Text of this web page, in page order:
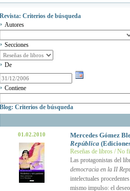
Revista: Criterios de búsqueda
Autores
Secciones
De
Contiene
Blog: Criterios de búsqueda
01.02.2010
Mercedes Gómez
República
Reseñas de libros / No
Las protagonistas del
democracia en la II
intelectuales
mismo impulso: el